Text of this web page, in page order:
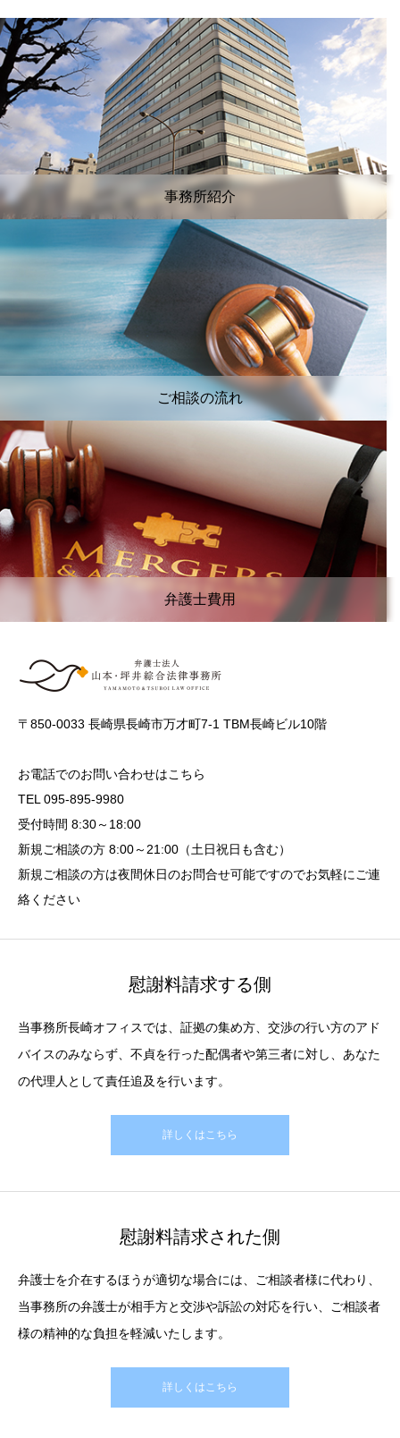
事務所紹介
ご相談の流れ
弁護士費用
〒850-0033 長崎県長崎市万才町7-1 TBM長崎ビル10階
お電話でのお問い合わせはこちら
TEL 095-895-9980
受付時間 8:30～18:00
新規ご相談の方 8:00～21:00（土日祝日も含む）
新規ご相談の方は夜間休日のお問合せ可能ですのでお気軽にご連
絡ください
慰謝料請求する側
当事務所長崎オフィスでは、証拠の集め方、交渉の行い方のアド
バイスのみならず、不貞を行った配偶者や第三者に対し、あなた
の代理人として責任追及を行います。
詳しくはこちら
慰謝料請求された側
弁護士を介在するほうが適切な場合には、ご相談者様に代わり、
当事務所の弁護士が相手方と交渉や訴訟の対応を行い、ご相談者
様の精神的な負担を軽減いたします。
詳しくはこちら